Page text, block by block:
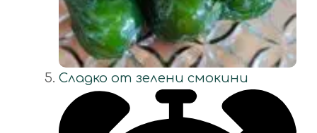
Сладко от зелени смокини